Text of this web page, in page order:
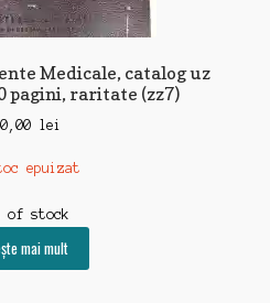
Medicale, catalog uz
pagini, raritate (zz7)
lei
epuizat
of stock
mai mult